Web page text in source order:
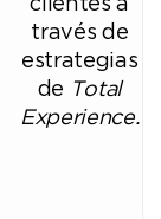
través de
estrategias
de Total
Experience.